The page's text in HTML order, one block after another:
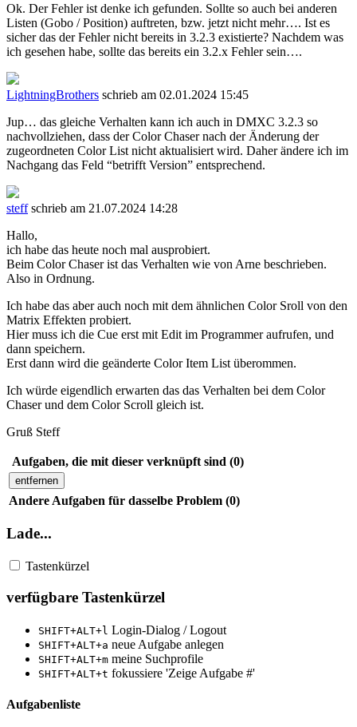
Ok. Der Fehler ist denke ich gefunden. Sollte so auch bei anderen
Listen (Gobo / Position) auftreten, bzw. jetzt nicht mehr…. Ist es
sicher das der Fehler nicht bereits in 3.2.3 existierte? Nachdem was
ich gesehen habe, sollte das bereits ein 3.2.x Fehler sein….
LightningBrothers schrieb am 02.01.2024 15:45
Jup… das gleiche Verhalten kann ich auch in DMXC 3.2.3 so
nachvollziehen, dass der Color Chaser nach der Änderung der
zugeordneten Color List nicht aktualisiert wird. Daher ändere ich im
Nachgang das Feld “betrifft Version” entsprechend.
steffschrieb am 21.07.2024 14:28
Hallo,
ich habe das heute noch mal ausprobiert.
Beim Color Chaser ist das Verhalten wie von Arne beschrieben.
Also in Ordnung.
Ich habe das aber auch noch mit dem ähnlichen Color Sroll von den
Matrix Effekten probiert.
Hier muss ich die Cue erst mit Edit im Programmer aufrufen, und
dann speichern.
Erst dann wird die geänderte Color Item List überommen.
Ich würde eigendlich erwarten das das Verhalten bei dem Color
Chaser und dem Color Scroll gleich ist.
Gruß Steff
Aufgaben, die mit dieser verknüpft sind (0)
entfernen
Andere Aufgaben für dasselbe Problem (0)
Lade...
Tastenkürzel
verfügbare Tastenkürzel
SHIFT+ALT+l Login-Dialog / Logout
SHIFT+ALT+a neue Aufgabe anlegen
SHIFT+ALT+m meine Suchprofile
SHIFT+ALT+t fokussiere 'Zeige Aufgabe #'
Aufgabenliste